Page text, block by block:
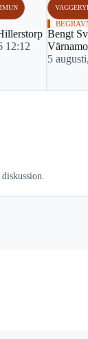
12:12
Bengt
Värnamo
5